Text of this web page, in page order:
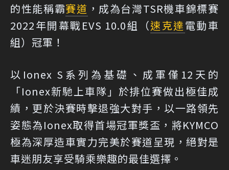
的性能稱霸賽道 ，成為台灣TSR機車錦標賽
2022年開幕戰EVS 10.0組（速克達電動車
組）冠軍！
以Ionex S系列為基礎、成軍僅12天的
「Ionex新馳上車隊」於排位賽做出極佳成
績，更於決賽時擊退強大對手，以一路領先
姿態為Ionex取得首場冠軍獎盃，將KYMCO
極為深厚造車實力完美於賽道呈現，絕對是
車迷朋友享受騎乘樂趣的最佳選擇。